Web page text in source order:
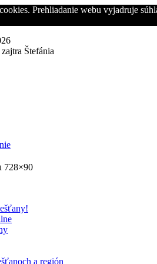
Prehliadanie webu vyjadruje
Štefánia
a región